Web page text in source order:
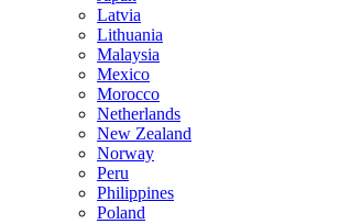
Latvia
Lithuania
Malaysia
Mexico
Morocco
Netherlands
New Zealand
Norway
Peru
Philippines
Poland